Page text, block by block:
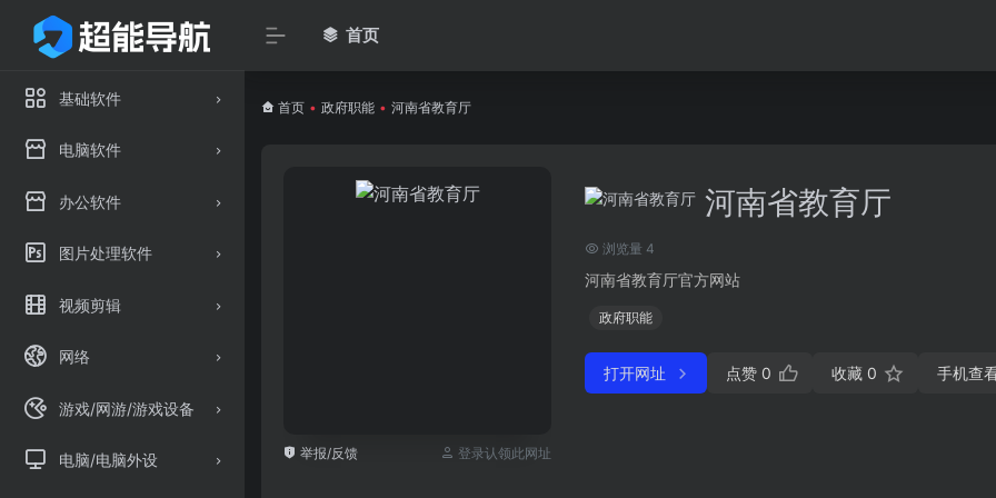
基础软件
电脑软件
办公软件
图片处理软件
视频剪辑
网络
游戏/网游/游戏设备
电脑/电脑外设
首页
首页 • 政府职能 • 河南省教育厅
举报/反馈 登录认领此网址
河南省教育厅
浏览量 4
河南省教育厅官方网站
政府职能
打开网址 点赞 0 收藏 0 手机查